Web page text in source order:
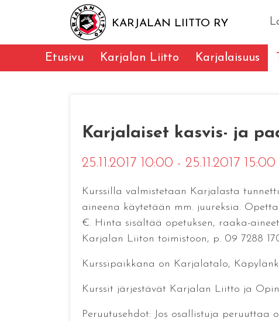
KARJALAN LIITTO RY
Etusivu Karjalan Liitto Karjalaisuus
Karjalaiset kasvis- ja
25.11.2017 10:00 - 25.11.2017 15:00
Kurssilla valmistetaan Karjalasta
aineena käytetään mm. juureksia.
€. Hinta sisältää opetuksen, raaka-
Karjalan Liiton toimistoon, p. 09 7288
Kurssipaikkana on Karjalatalo,
Kurssit järjestävät Karjalan Liitto ja
Peruutusehdot: Jos osallistuja